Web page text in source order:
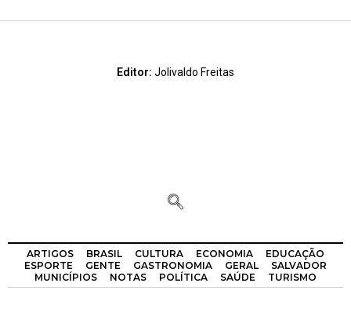
Editor: Jolivaldo Freitas
ARTIGOS BRASIL CULTURA ECONOMIA
EDUCAÇÃO
ESPORTE
GENTE GASTRONOMIA GERAL
SALVADOR
MUNICÍPIOS
NOTAS POLÍTICA SAÚDE TURISMO